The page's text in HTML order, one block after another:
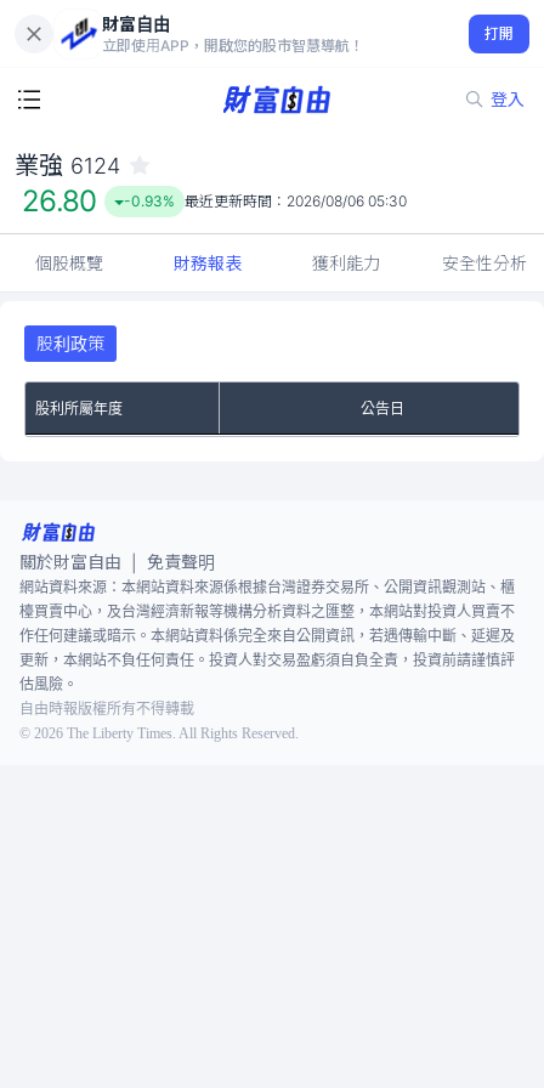
財富自由
立即使用APP，開啟您的股市智慧導航！
打開
登入
26.80
-0.93%
業強 6124
26.80 -0.93% 最近更新時間： 2026/08/06 05:30
個股概覽 財務報表 獲利能力 安全性分析
股利政策
股利所屬年度 公告日
關於財富自由 免責聲明
網站資料來源：本網站資料來源係根據台灣證券交易所、公開資訊觀測站、櫃
檯買賣中心，及台灣經濟新報等機構分析資料之匯整，本網站對投資人買賣不
作任何建議或暗示。本網站資料係完全來自公開資訊，若遇傳輸中斷、延遲及
更新，本網站不負任何責任。投資人對交易盈虧須自負全責，投資前請謹慎評
估風險。
自由時報版權所有不得轉載
© 2026 The Liberty Times. All Rights Reserved.